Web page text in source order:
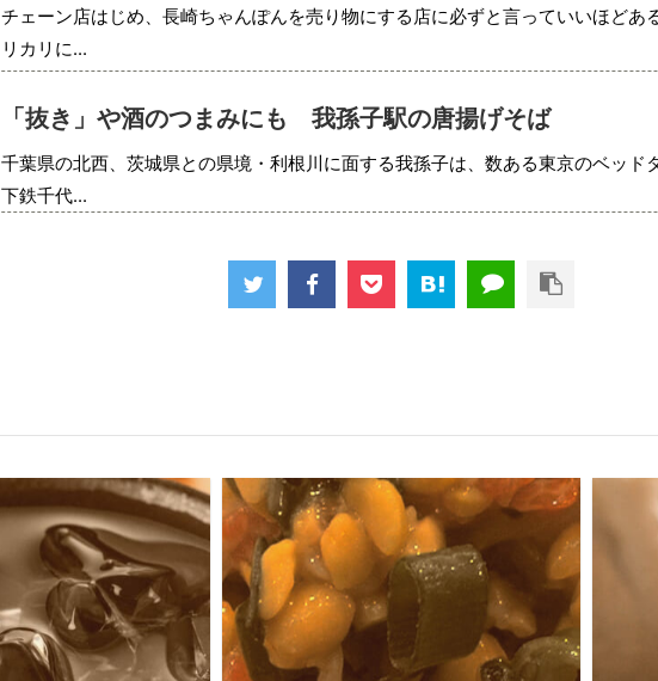
チェーン店はじめ、長崎ちゃんぽんを売り物にする店に必ずと言っていいほどあ
リカリに...
「抜き」や酒のつまみにも 我孫子駅の唐揚げそば
千葉県の北西、茨城県との県境・利根川に面する我孫子は、数ある東京のベッド
下鉄千代...